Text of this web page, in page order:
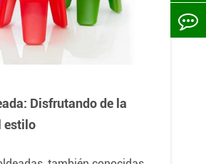
Disfrutando de la
estilo